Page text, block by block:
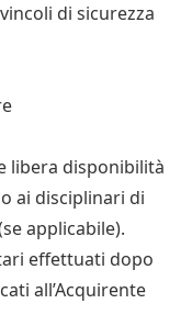
di sicurezza
libera disponibilità
ai disciplinari di
applicabile).
effettuati dopo
all’Acquirente